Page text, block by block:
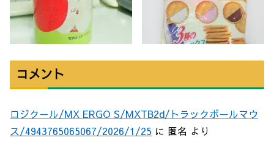
コメント
ロジクール/MX ERGO S/MXTB2d/トラックボールマウ
ス/4943765065067/2026/1/25 に 匿名 より